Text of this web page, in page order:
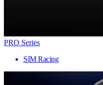
PRO Series
SIM Racing